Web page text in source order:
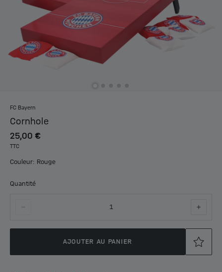
FC Bayern
Cornhole
25,00 €
TTC
Couleur: Rouge
Quantité
1
AJOUTER AU PANIER